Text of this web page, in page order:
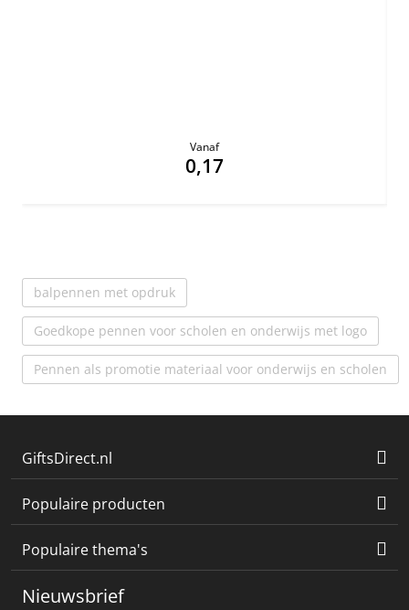
Vanaf
0,17
balpennen met opdruk
Goedkope pennen voor scholen en onderwijs met logo
Pennen als promotie materiaal voor onderwijs en scholen
GiftsDirect.nl
Populaire producten
Populaire thema's
Nieuwsbrief